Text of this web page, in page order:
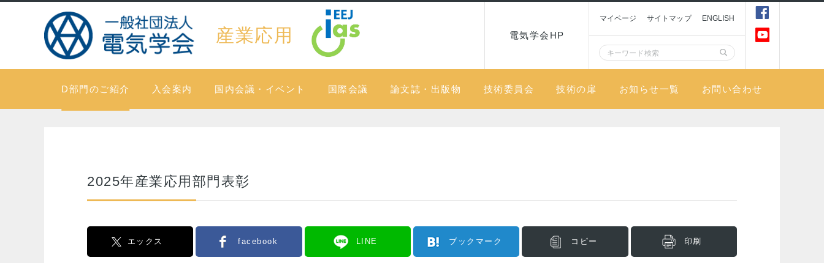
産業応用 電気学会HP
マイページ サイトマップ ENGLISH
D部門のご紹介 入会案内 国内会議・イベント 国際会議 論文誌・出版物 技術委員会 技術の扉 お知らせ一覧 お問い合わせ
2025年産業応用部門表彰
エックス facebook LINE ブックマーク コピー 印刷